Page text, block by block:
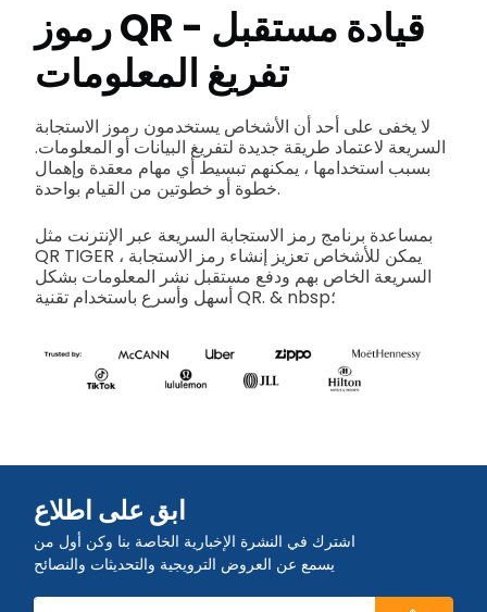
رموز QR - قيادة مستقبل
تفريغ المعلومات
لا يخفى على أحد أن الأشخاص يستخدمون رموز الاستجابة
السريعة لاعتماد طريقة جديدة لتفريغ البيانات أو المعلومات.
بسبب استخدامها ، يمكنهم تبسيط أي مهام معقدة وإهمال
خطوة أو خطوتين من القيام بواحدة.
بمساعدة برنامج رمز الاستجابة السريعة عبر الإنترنت مثل
QR TIGER ، يمكن للأشخاص تعزيز إنشاء رمز الاستجابة
السريعة الخاص بهم ودفع مستقبل نشر المعلومات بشكل
أسهل وأسرع باستخدام تقنية QR. & nbsp؛
ابق على اطلاع
اشترك في النشرة الإخبارية الخاصة بنا وكن أول من
يسمع عن العروض الترويجية والتحديثات والنصائح